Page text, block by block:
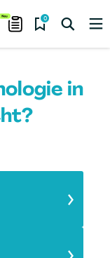
0
in